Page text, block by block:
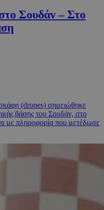
Σουδάν – Στο
(drones) σημειώθηκε
βάσης του Σουδάν, στο
με πληροφορία που μετέδωσε